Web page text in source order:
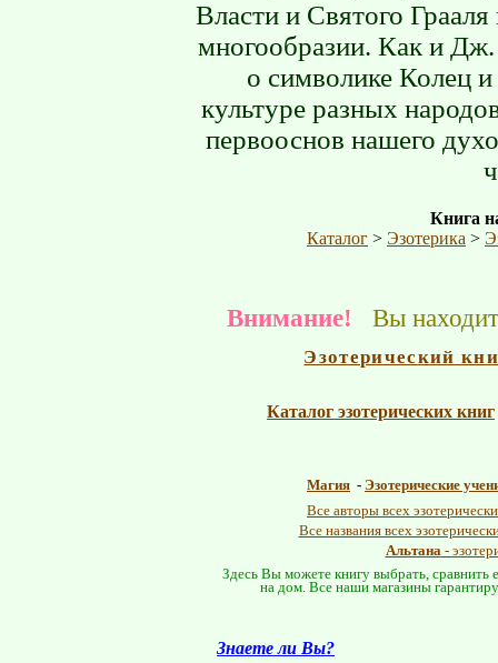
Власти и Святого
многообразии. Как и Дж.
о символике Колец
культуре разных
первооснов нашего
Книга
Каталог > Эзотерика >
Внимание! Вы
Эзотерический
Каталог эзотерических книг
Магия - Эзотерические
Все авторы всех
Все названия всех
Альтана-
Здесь Вы можете книгу выбрать, сравнить
на дом. Все наши магазины
Знаете ли Вы?